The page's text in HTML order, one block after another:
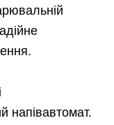
напівавтомат.